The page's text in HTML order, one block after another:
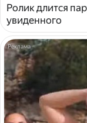
Ролик длится
увиденного